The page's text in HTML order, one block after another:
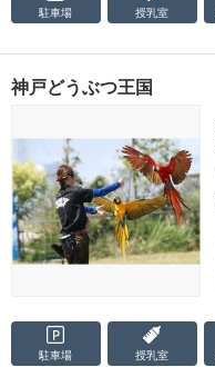
駐車場 授乳室
神戸どうぶつ王国
駐車場 授乳室